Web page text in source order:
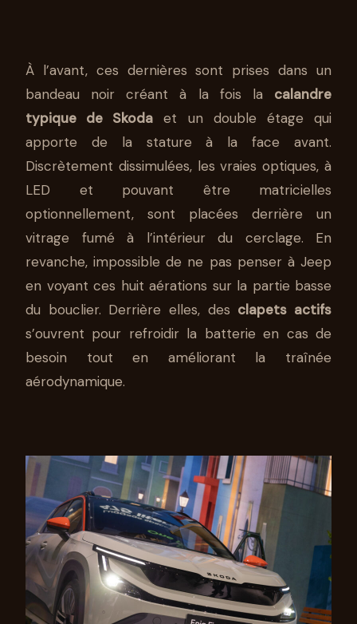
À l’avant, ces dernières sont prises dans un
bandeau noir créant à la fois la calandre
typique de Skoda et un double étage qui
apporte de la stature à la face avant.
Discrètement dissimulées, les vraies optiques, à
LED et pouvant être matricielles
optionnellement, sont placées derrière un
vitrage fumé à l’intérieur du cerclage. En
revanche, impossible de ne pas penser à Jeep
en voyant ces huit aérations sur la partie basse
du bouclier. Derrière elles, des clapets actifs
s’ouvrent pour refroidir la batterie en cas de
besoin tout en améliorant la traînée
aérodynamique.